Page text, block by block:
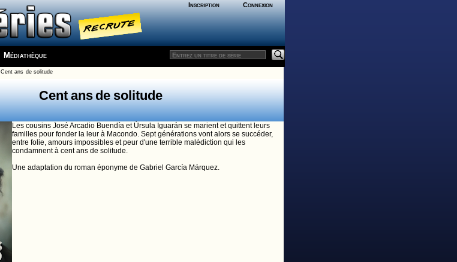
Inscription Connexion
Médiathèque
Cent ans de solitude
Cent ans de solitude
Les cousins ​​José Arcadio Buendía et Úrsula Iguarán se marient et quittent leurs
familles pour fonder la leur à Macondo. Sept générations vont alors se succéder,
entre folie, amours impossibles et peur d'une terrible malédiction qui les
condamnent à cent ans de solitude.
Une adaptation du roman éponyme de Gabriel García Márquez.